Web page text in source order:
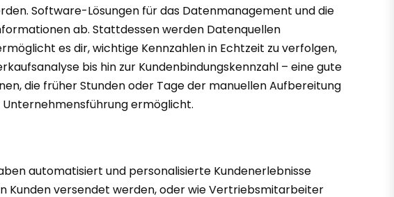
Software-Lösungen für das Datenmanagement und die
ab. Stattdessen werden Datenquellen
es dir, wichtige Kennzahlen in Echtzeit zu verfolgen,
bis hin zur Kundenbindungskennzahl – eine gute
die früher Stunden oder Tage der manuellen Aufbereitung
ermöglicht.
automatisiert und personalisierte Kundenerlebnisse
Kunden versendet werden, oder wie Vertriebsmitarbeiter